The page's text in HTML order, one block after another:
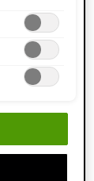
Fasern.
in